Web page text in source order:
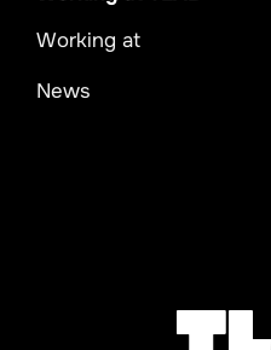
Working at
News